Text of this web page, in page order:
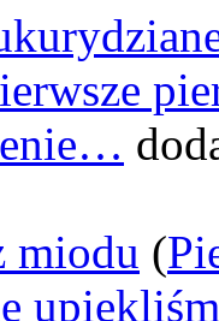
miodu (